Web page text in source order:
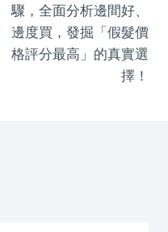
驟，全面分析邊間好、
邊度買，發掘「假髮價
格評分最高」的真實選
擇！